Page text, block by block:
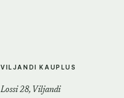
VILJANDI KAUPLUS
Lossi 28, Viljandi